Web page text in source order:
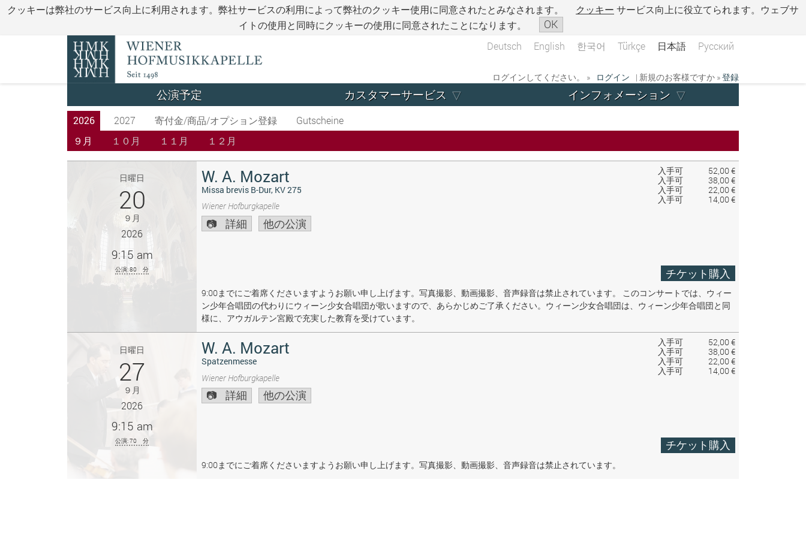
クッキーは弊社のサービス向上に利用されます。弊社サービスの利用によって弊社のクッキー使用に同意されたとみなされます。 クッキー サービス向上に役立てられます。ウェブサ
イトの使用と同時にクッキーの使用に同意されたことになります。
OK
Deutsch English 한국어 Türkçe 日本語 Русский
ログインしてください。 » ログイン | 新規のお客様ですか »登録
公演予定 カスタマーサービス インフォメーション
2026 2027 寄付金/商品/オプション登録
Gutscheine
９月
１０月 １１月 １２月
入手可
52,00 €
入手可
38,00 €
入手可
22,00 €
入手可
14,00 €
日曜日
20
９月
2026
9:15 am
公演: 80 分
W. A. Mozart
Missa brevis B-Dur, KV 275
Wiener Hofburgkapelle
詳細 他の公演
チケット購入
9:00までにご着席くださいますようお願い申し上げます。写真撮影、動画撮影、音声録音は禁止されています。 このコンサートでは、ウィー
ン少年合唱団の代わりにウィーン少女合唱団が歌いますので、あらかじめご了承ください。ウィーン少女合唱団は、ウィーン少年合唱団と同
様に、アウガルテン宮殿で充実した教育を受けています。
入手可
52,00 €
入手可
38,00 €
入手可
22,00 €
入手可
14,00 €
日曜日
27
９月
2026
9:15 am
公演: 70 分
W. A. Mozart
Spatzenmesse
Wiener Hofburgkapelle
詳細 他の公演
チケット購入
9:00までにご着席くださいますようお願い申し上げます。写真撮影、動画撮影、音声録音は禁止されています。